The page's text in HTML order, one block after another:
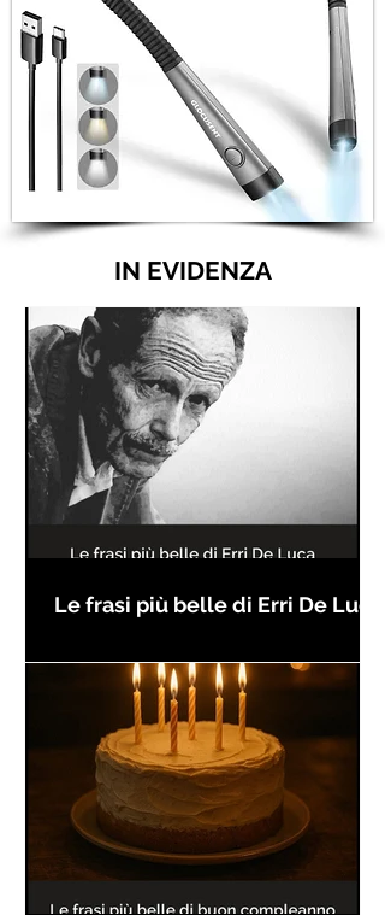
IN EVIDENZA
Le frasi più belle di Erri De Luca